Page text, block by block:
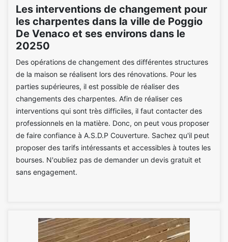
Les interventions de changement pour
les charpentes dans la ville de Poggio
De Venaco et ses environs dans le
20250
Des opérations de changement des différentes structures
de la maison se réalisent lors des rénovations. Pour les
parties supérieures, il est possible de réaliser des
changements des charpentes. Afin de réaliser ces
interventions qui sont très difficiles, il faut contacter des
professionnels en la matière. Donc, on peut vous proposer
de faire confiance à A.S.D.P Couverture. Sachez qu'il peut
proposer des tarifs intéressants et accessibles à toutes les
bourses. N'oubliez pas de demander un devis gratuit et
sans engagement.